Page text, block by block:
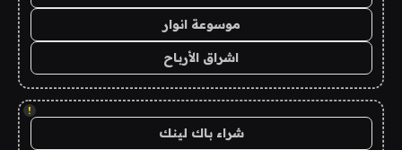
موسوعة انوار
اشراق الأرباح
!
شراء باك لينك